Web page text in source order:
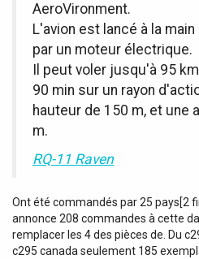
AeroVironment.
L'avion est lancé à la
par un moteur électrique.
Il peut voler jusqu'à 95
90 min sur un rayon
hauteur de 150 m, et une
m.
RQ-11 Raven
Ont été commandés par 25 pays[2
annonce 208 commandes à cette
remplacer les 4 des pièces de. Du
c295 canada seulement 185